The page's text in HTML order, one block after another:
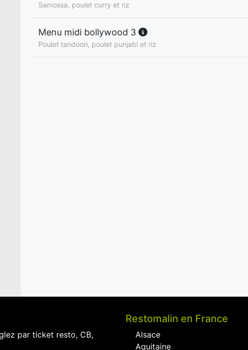
Samossa, poulet curry et riz
Menu midi bollywood 3
Poulet tandoori, poulet punjabi et riz
par ticket resto, CB,
Restomalin en France
Alsace
Aquitaine